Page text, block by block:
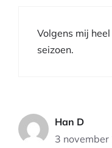
Volgens mij
seizoen.
Han D
3